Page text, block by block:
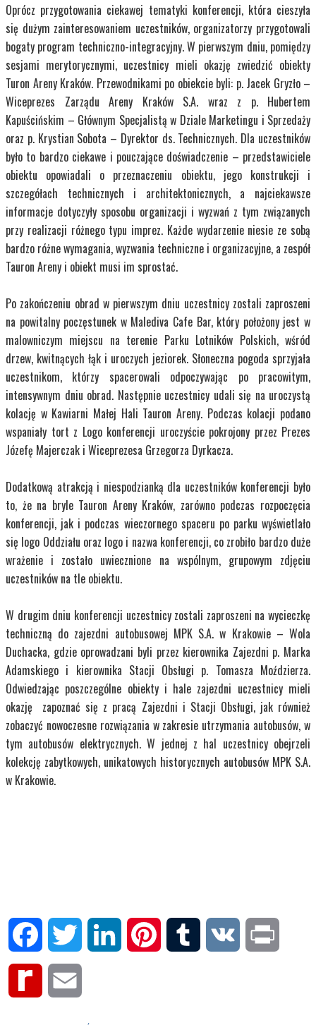
Oprócz przygotowania ciekawej tematyki konferencji, która cieszyła
się dużym zainteresowaniem uczestników, organizatorzy przygotowali
bogaty program techniczno-integracyjny. W pierwszym dniu, pomiędzy
sesjami merytorycznymi, uczestnicy mieli okazję zwiedzić obiekty
Turon Areny Kraków. Przewodnikami po obiekcie byli: p. Jacek Gryzło –
Wiceprezes Zarządu Areny Kraków S.A. wraz z p. Hubertem
Kapuścińskim – Głównym Specjalistą w Dziale Marketingu i Sprzedaży
oraz p. Krystian Sobota – Dyrektor ds. Technicznych. Dla uczestników
było to bardzo ciekawe i pouczające doświadczenie – przedstawiciele
obiektu opowiadali o przeznaczeniu obiektu, jego konstrukcji i
szczegółach technicznych i architektonicznych, a najciekawsze
informacje dotyczyły sposobu organizacji i wyzwań z tym związanych
przy realizacji różnego typu imprez. Każde wydarzenie niesie ze sobą
bardzo różne wymagania, wyzwania techniczne i organizacyjne, a zespół
Tauron Areny i obiekt musi im sprostać.
Po zakończeniu obrad w pierwszym dniu uczestnicy zostali zaproszeni
na powitalny poczęstunek w Malediva Cafe Bar, który położony jest w
malowniczym miejscu na terenie Parku Lotników Polskich, wśród
drzew, kwitnących łąk i uroczych jeziorek. Słoneczna pogoda sprzyjała
uczestnikom, którzy spacerowali odpoczywając po pracowitym,
intensywnym dniu obrad. Następnie uczestnicy udali się na uroczystą
kolację w Kawiarni Małej Hali Tauron Areny. Podczas kolacji podano
wspaniały tort z Logo konferencji uroczyście pokrojony przez Prezes
Józefę Majerczak i Wiceprezesa Grzegorza Dyrkacza.
Dodatkową atrakcją i niespodzianką dla uczestników konferencji było
to, że na bryle Tauron Areny Kraków, zarówno podczas rozpoczęcia
konferencji, jak i podczas wieczornego spaceru po parku wyświetlało
się logo Oddziału oraz logo i nazwa konferencji, co zrobiło bardzo duże
wrażenie i zostało uwiecznione na wspólnym, grupowym zdjęciu
uczestników na tle obiektu.
W drugim dniu konferencji uczestnicy zostali zaproszeni na wycieczkę
techniczną do zajezdni autobusowej MPK S.A. w Krakowie – Wola
Duchacka, gdzie oprowadzani byli przez kierownika Zajezdni p. Marka
Adamskiego i kierownika Stacji Obsługi p. Tomasza Moździerza.
Odwiedzając poszczególne obiekty i hale zajezdni uczestnicy mieli
okazję zapoznać się z pracą Zajezdni i Stacji Obsługi, jak również
zobaczyć nowoczesne rozwiązania w zakresie utrzymania autobusów, w
tym autobusów elektrycznych. W jednej z hal uczestnicy obejrzeli
kolekcję zabytkowych, unikatowych historycznych autobusów MPK S.A.
w Krakowie.
Facebook Twitter LinkedIn Pinterest Tumblr VK
Rediff